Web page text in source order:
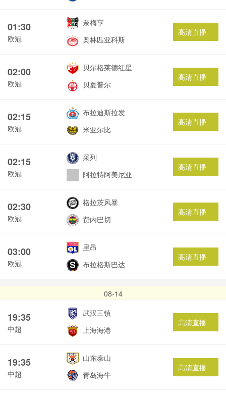
01:30
欧冠
奈梅亨
奥林匹亚科斯
高清直播
02:00
欧冠
贝尔格莱德红星
贝夏普尔
高清直播
02:15
欧冠
布拉迪斯拉发
米亚尔比
高清直播
02:15
欧冠
采列
阿拉特阿美尼亚
高清直播
02:30
欧冠
格拉茨风暴
费内巴切
高清直播
03:00
欧冠
里昂
布拉格斯巴达
高清直播
08-14
19:35
中超
武汉三镇
上海海港
高清直播
19:35
中超
山东泰山
青岛海牛
高清直播